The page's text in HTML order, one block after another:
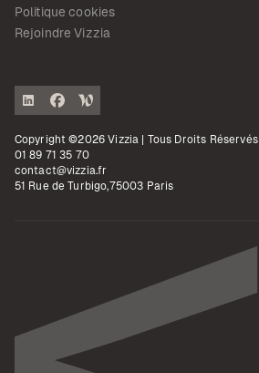
Politique cookies
Rejoindre Vizzia
Copyright ©2026 Vizzia | Tous Droits Réservés
01 89 71 35 70
contact@vizzia.fr
51 Rue de Turbigo,75003 Paris